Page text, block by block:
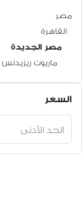
مَصر
القاهرة
مصر الجديدة
ماريوت ريزيدنس
السعر